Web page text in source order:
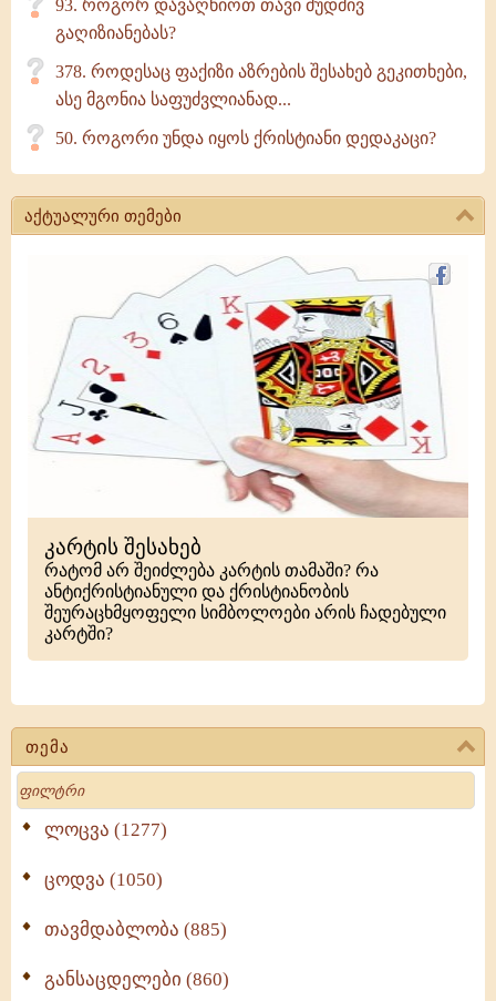
თემა
Search
ლოცვა (1277)
ცოდვა (1050)
თავმდაბლობა (885)
განსაცდელები (860)
93. როგორ დავაღწიოთ თავი მუდმივ
გაღიზიანებას?
378. როდესაც ფაქიზი აზრების შესახებ გეკითხები,
ასე მგონია საფუძვლიანად...
50. როგორი უნდა იყოს ქრისტიანი დედაკაცი?
აქტუალური თემები
კარტის შესახებ
რატომ არ შეიძლება კარტის თამაში? რა
ანტიქრისტიანული და ქრისტიანობის
შეურაცხმყოფელი სიმბოლოები არის ჩადებული
კარტში?